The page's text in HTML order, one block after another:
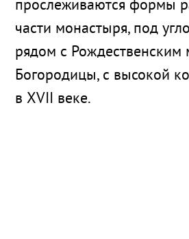
прослеживаются формы
части монастыря, под
рядом с
Богородицы, с высокой
в XVII веке.